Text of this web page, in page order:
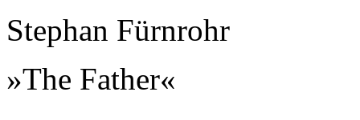
Stephan Fürnrohr
»The Father«